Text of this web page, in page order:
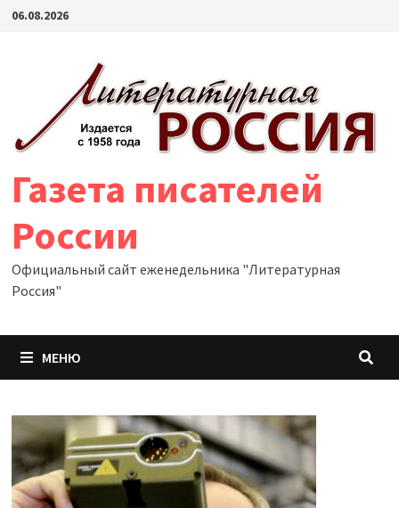
Перейти
06.08.2026
Газета писателей
России
Официальный сайт еженедельника "Литературная
Россия"
МЕНЮ